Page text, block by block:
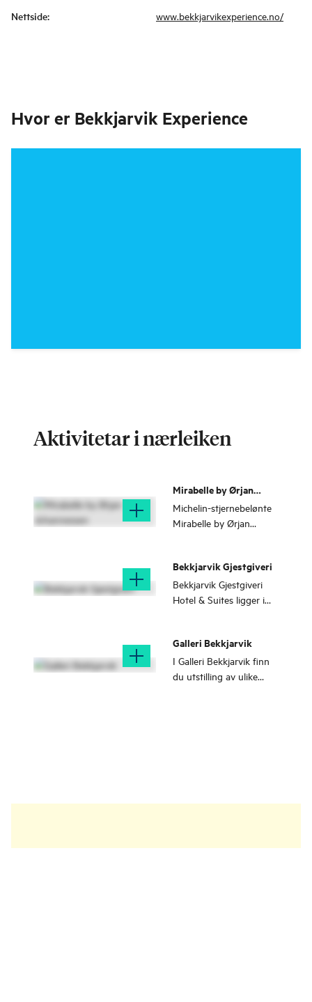
Nettside: www.bekkjarvikexperience.no/
Hvor er Bekkjarvik Experience
Aktivitetar i nærleiken
Mirabelle by Ørjan
Johannessen
Michelin-stjernebelønte
Mirabelle by Ørjan
av luksus, komfort og
gastronomiske
opplevingar.
Bekkjarvik Gjestgiveri
Bekkjarvik Gjestgiveri
Hotel & Suites ligger i
kort tur med hurtigbåt
fra Bergen eller 1,5t
biltur fra Bergen.
Galleri Bekkjarvik
I Galleri Bekkjarvik finn
du utstilling av ulike